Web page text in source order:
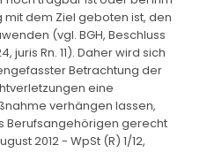
dem Ziel geboten ist, den
(vgl. BGH, Beschluss
juris Rn. 11). Daher wird sich
Betrachtung der
eine
verhängen lassen,
Berufsangehörigen gerecht
2012 - WpSt (R) 1/12,